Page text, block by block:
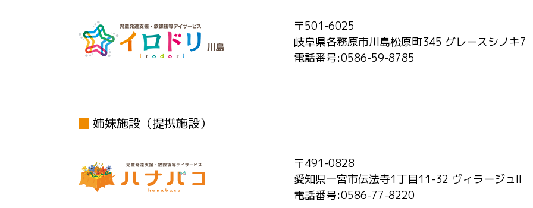
〒501-6025
岐阜県各務原市川島松原町345 グレースシノキ7
電話番号:0586-59-8785
姉妹施設（提携施設）
〒491-0828
愛知県一宮市伝法寺1丁目11-32 ヴィラージュII
電話番号:0586-77-8220